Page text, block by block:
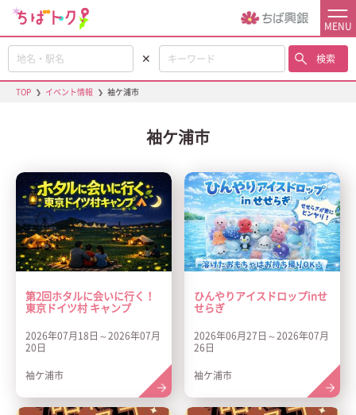
MENU
✕ 検索
TOP ❯ イベント情報 ❯ 袖ケ浦市
袖ケ浦市
第2回ホタルに会いに行く！
東京ドイツ村 キャンプ
2026年07月18日～2026年07月
20日
袖ケ浦市
ひんやりアイスドロップinせ
せらぎ
2026年06月27日～2026年07月
26日
袖ケ浦市